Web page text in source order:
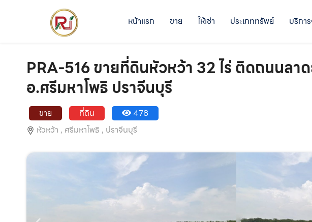
หน้าแรก ขาย ให้เช่า ประเภททรัพย์ บริกา
PRA-516 ขายที่ดินหัวหว้า 32 ไร่ ติดถนนลา
อ.ศรีมหาโพธิ ปราจีนบุรี
ขาย ที่ดิน
478
หัวหว้า , ศรีมหาโพธิ , ปราจีนบุรี